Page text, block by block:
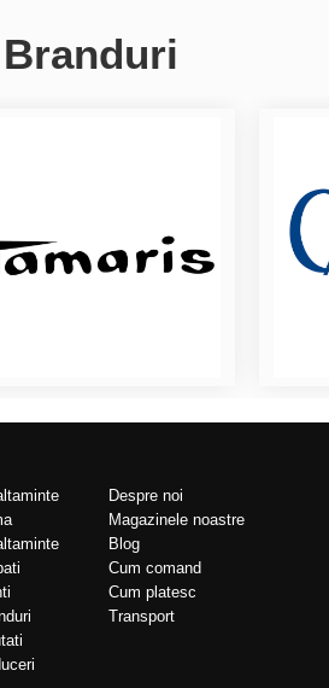
Branduri
Despre noi
Magazinele noastre
Blog
Cum comand
Cum platesc
Transport